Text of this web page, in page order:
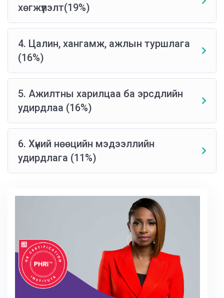
хөгжүүлэлт(19%)
4. Цалин, хангамж, ажлын туршлага
(16%)
5. Ажилтны харилцаа ба эрсдлийн
удирдлаа (16%)
6. Хүний нөөцийн мэдээллийн
удирдлага (11%)